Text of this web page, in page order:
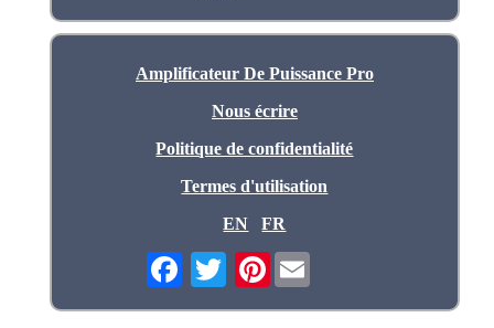
Amplificateur De Puissance Pro
Nous écrire
Politique de confidentialité
Termes d'utilisation
EN
FR
Pinterest